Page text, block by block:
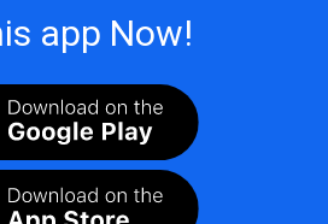
app Now!